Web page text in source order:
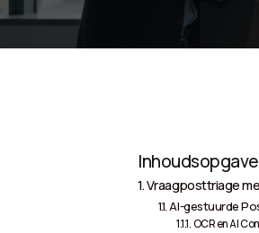
Inhoudsopgave
Vraagposttriage
AI-gestuurde
OCR en AI